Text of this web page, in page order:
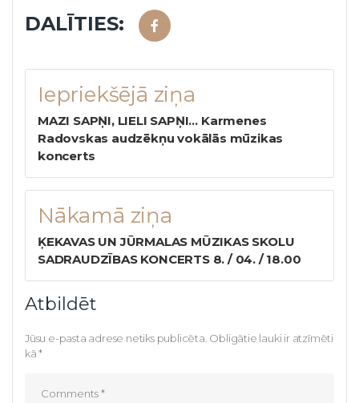
DALĪTIES:
Iepriekšējā ziņa
MAZI SAPŅI, LIELI SAPŅI… Karmenes
Radovskas audzēkņu vokālās mūzikas
koncerts
Nākamā ziņa
ĶEKAVAS UN JŪRMALAS MŪZIKAS SKOLU
SADRAUDZĪBAS KONCERTS 8. / 04. / 18.00
Atbildēt
Jūsu e-pasta adrese netiks publicēta. Obligātie lauki ir atzīmēti
kā*